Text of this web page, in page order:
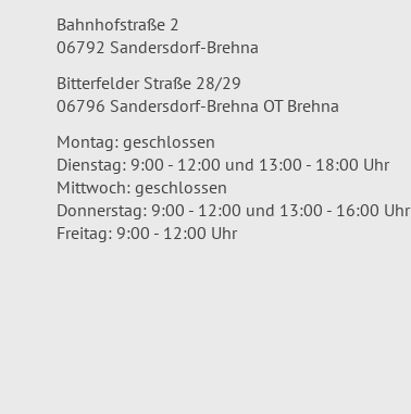
Bahnhofstraße 2
06792 Sandersdorf-Brehna
Bitterfelder Straße 28/29
06796 Sandersdorf-Brehna OT Brehna
Montag: geschlossen
Dienstag: 9:00 - 12:00 und 13:00 - 18:00 Uhr
Mittwoch: geschlossen
Donnerstag: 9:00 - 12:00 und 13:00 - 16:00 Uhr
Freitag: 9:00 - 12:00 Uhr